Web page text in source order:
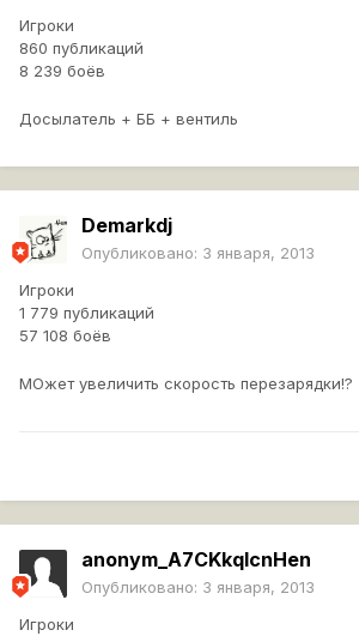
Игроки
860 публикаций
8 239 боёв
Досылатель + ББ + вентиль
Demarkdj
Опубликовано: 3 января, 2013
Игроки
1 779 публикаций
57 108 боёв
МОжет увеличить скорость перезарядки!?
anonym_A7CKkqlcnHen
Опубликовано: 3 января, 2013
Игроки